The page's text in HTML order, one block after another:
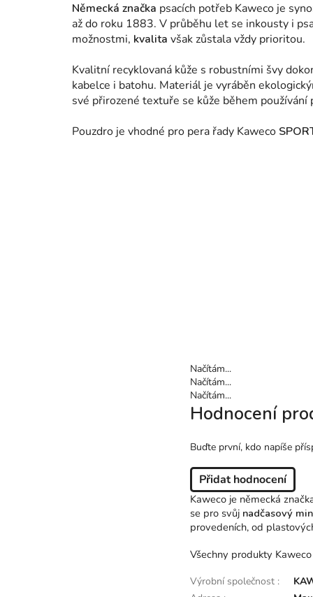
Německá značka psacích potřeb Kaweco je
až do roku 1883. V průběhu let se inkousty i
možnostmi, kvalita však zůstala vždy prioritou.
Kvalitní recyklovaná kůže s robustními švy
kabelce i batohu. Materiál je vyráběn
své přirozené textuře se kůže během
Pouzdro je vhodné pro pera řady Kaweco
Načítám...
Načítám...
Načítám...
Hodnocení
Buďte první, kdo napíše
Přidat hodnocení
Kaweco je německá
se pro svůj nadčasový
provedeních, od
Všechny produkty
Výrobní společnost :